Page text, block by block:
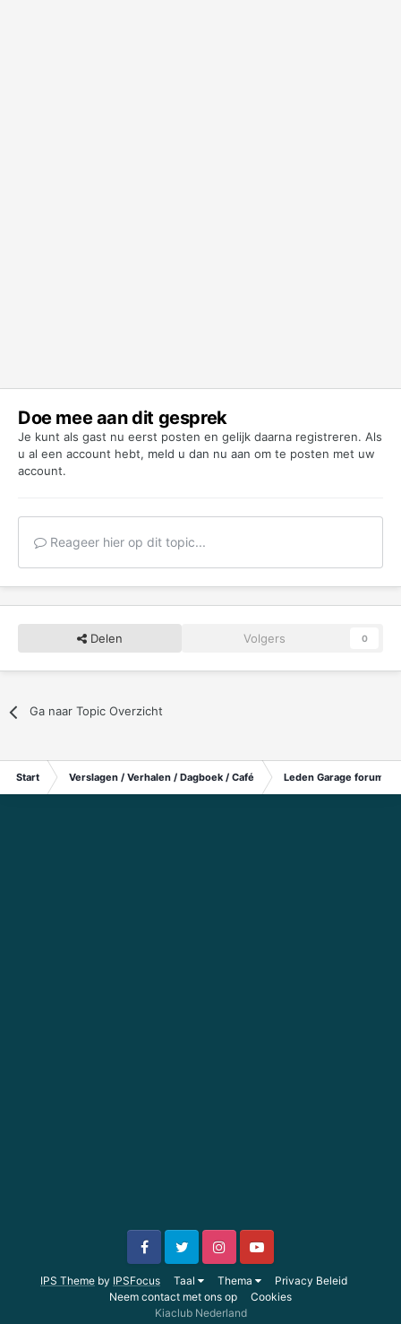
Doe mee aan dit gesprek
Je kunt als gast nu eerst posten en gelijk daarna registreren. Als
u al een account hebt, meld u dan nu aan om te posten met uw
account.
Reageer hier op dit topic...
Delen Volgers 0
Ga naar Topic Overzicht
Start Verslagen / Verhalen / Dagboek / Café Leden Garage forum
IPS Theme by IPSFocus Taal Thema
Privacy Beleid
Neem contact met ons op
Cookies
Kiaclub Nederland